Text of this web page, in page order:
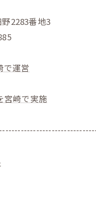
2283番地3
で運営
宮崎で実施